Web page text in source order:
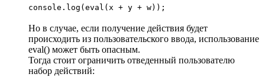
console.log(eval(x + y + w));
Но в случае, если получение действия будет
происходить из пользовательского ввода, использование
eval() может быть опасным.
Тогда стоит ограничить отведенный пользователю
набор действий: